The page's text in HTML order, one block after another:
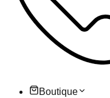
Boutique